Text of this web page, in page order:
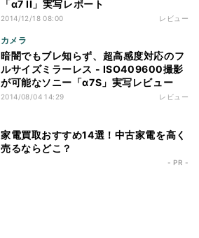
「α7 II」実写レポート
2014/12/18 08:00 レビュー
カメラ
暗闇でもブレ知らず、超高感度対応のフ
ルサイズミラーレス - ISO409600撮影
が可能なソニー「α7S」実写レビュー
2014/08/04 14:29 レビュー
家電買取おすすめ14選！中古家電を高く
売るならどこ？
- PR -